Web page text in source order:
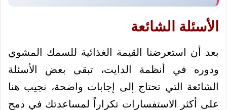
الأسئلة الشائعة
بعد أن استعرضنا القيمة الغذائية للسمك المشوي
ودوره في أنظمة الدايت، تبقى بعض الأسئلة
الشائعة التي تحتاج إلى إجابات واضحة، نجيب هنا
على أكثر الاستفسارات تكراراً لمساعدتك في دمج